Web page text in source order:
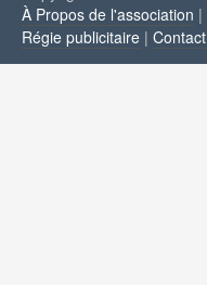
À Propos de l'association |
Régie publicitaire | Contact